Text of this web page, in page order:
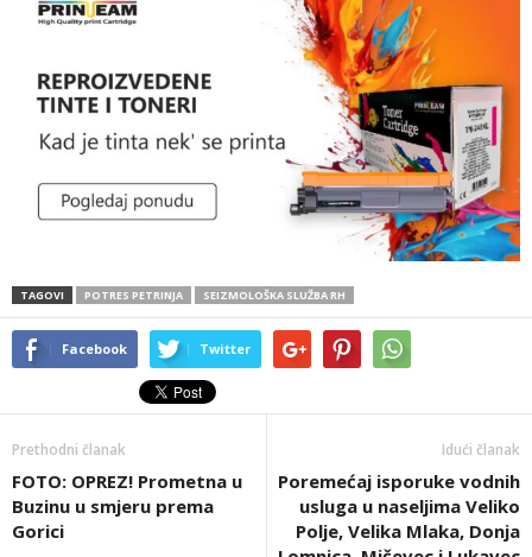
TAGOVI POTRES PETRINJA SEIZMOLOŠKA SLUŽBA RH
Facebook Twitter
Prethodni članak
FOTO: OPREZ! Prometna u
Buzinu u smjeru prema
Gorici
Idući članak
Poremećaj isporuke vodnih
usluga u naseljima Veliko
Polje, Velika Mlaka, Donja